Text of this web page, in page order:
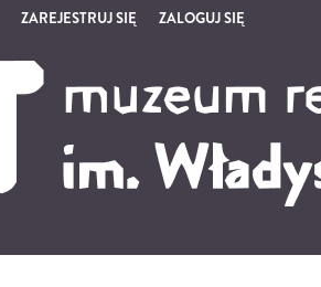
ZAREJESTRUJ SIĘ ZALOGUJ SIĘ
0,00
14